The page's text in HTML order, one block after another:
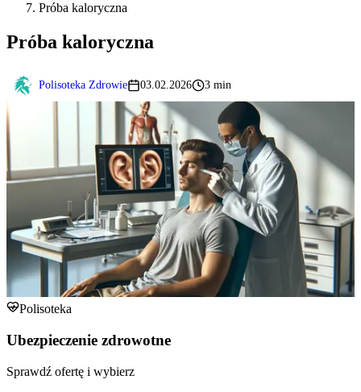
Próba kaloryczna
Próba kaloryczna
Polisoteka Zdrowie 03.02.2026 3 min
Polisoteka
Ubezpieczenie zdrowotne
Sprawdź ofertę i wybierz